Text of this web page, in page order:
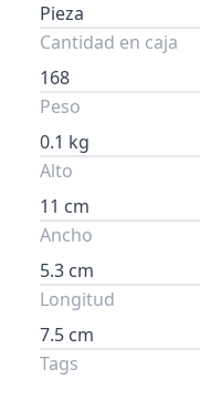
Pieza
Cantidad en caja
168
Peso
0.1 kg
Alto
11 cm
Ancho
5.3 cm
Longitud
7.5 cm
Tags